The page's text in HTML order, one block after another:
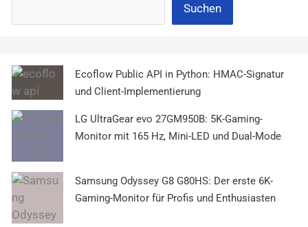
Suchen
Ecoflow Public API in Python: HMAC-Signatur
und Client-Implementierung
LG UltraGear evo 27GM950B: 5K-Gaming-
Monitor mit 165 Hz, Mini-LED und Dual-Mode
Samsung Odyssey G8 G80HS: Der erste 6K-
Gaming-Monitor für Profis und Enthusiasten